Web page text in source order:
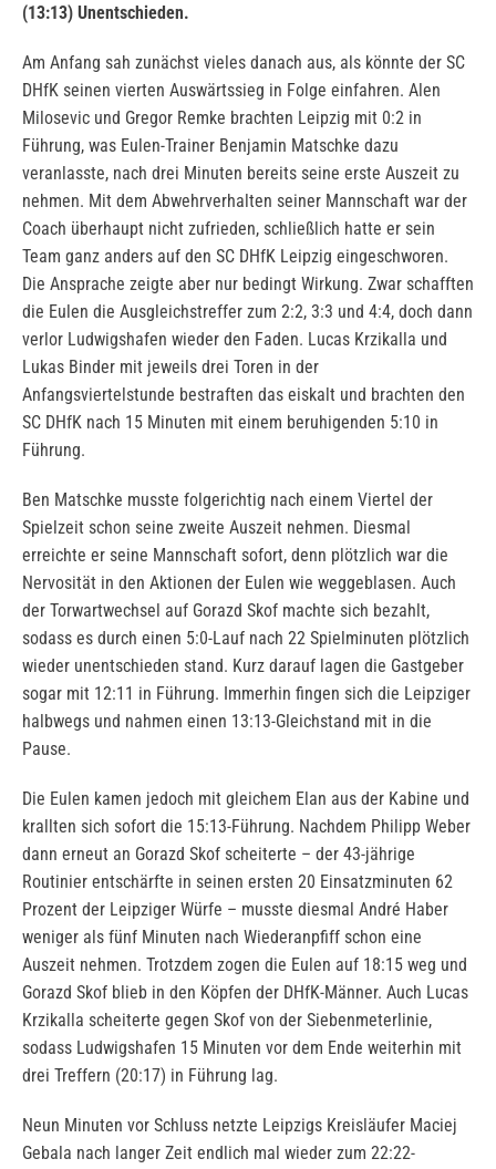
(13:13) Unentschieden.
Am Anfang sah zunächst vieles danach aus, als könnte der SC
DHfK seinen vierten Auswärtssieg in Folge einfahren. Alen
Milosevic und Gregor Remke brachten Leipzig mit 0:2 in
Führung, was Eulen-Trainer Benjamin Matschke dazu
veranlasste, nach drei Minuten bereits seine erste Auszeit zu
nehmen. Mit dem Abwehrverhalten seiner Mannschaft war der
Coach überhaupt nicht zufrieden, schließlich hatte er sein
Team ganz anders auf den SC DHfK Leipzig eingeschworen.
Die Ansprache zeigte aber nur bedingt Wirkung. Zwar schafften
die Eulen die Ausgleichstreffer zum 2:2, 3:3 und 4:4, doch dann
verlor Ludwigshafen wieder den Faden. Lucas Krzikalla und
Lukas Binder mit jeweils drei Toren in der
Anfangsviertelstunde bestraften das eiskalt und brachten den
SC DHfK nach 15 Minuten mit einem beruhigenden 5:10 in
Führung.
Ben Matschke musste folgerichtig nach einem Viertel der
Spielzeit schon seine zweite Auszeit nehmen. Diesmal
erreichte er seine Mannschaft sofort, denn plötzlich war die
Nervosität in den Aktionen der Eulen wie weggeblasen. Auch
der Torwartwechsel auf Gorazd Skof machte sich bezahlt,
sodass es durch einen 5:0-Lauf nach 22 Spielminuten plötzlich
wieder unentschieden stand. Kurz darauf lagen die Gastgeber
sogar mit 12:11 in Führung. Immerhin fingen sich die Leipziger
halbwegs und nahmen einen 13:13-Gleichstand mit in die
Pause.
Die Eulen kamen jedoch mit gleichem Elan aus der Kabine und
krallten sich sofort die 15:13-Führung. Nachdem Philipp Weber
dann erneut an Gorazd Skof scheiterte – der 43-jährige
Routinier entschärfte in seinen ersten 20 Einsatzminuten 62
Prozent der Leipziger Würfe – musste diesmal André Haber
weniger als fünf Minuten nach Wiederanpfiff schon eine
Auszeit nehmen. Trotzdem zogen die Eulen auf 18:15 weg und
Gorazd Skof blieb in den Köpfen der DHfK-Männer. Auch Lucas
Krzikalla scheiterte gegen Skof von der Siebenmeterlinie,
sodass Ludwigshafen 15 Minuten vor dem Ende weiterhin mit
drei Treffern (20:17) in Führung lag.
Neun Minuten vor Schluss netzte Leipzigs Kreisläufer Maciej
Gebala nach langer Zeit endlich mal wieder zum 22:22-